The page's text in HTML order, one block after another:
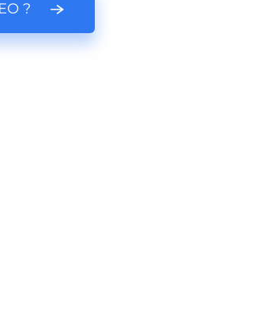
?